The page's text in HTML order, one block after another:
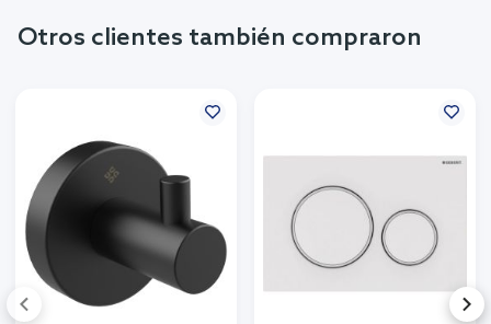
Otros clientes también compraron